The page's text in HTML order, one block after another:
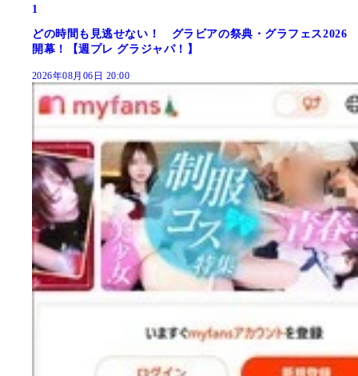
1
どの時間も見逃せない！ グラビアの祭典・グラフェス2026
開幕！【週プレ グラジャパ！】
2026年08月06日 20:00